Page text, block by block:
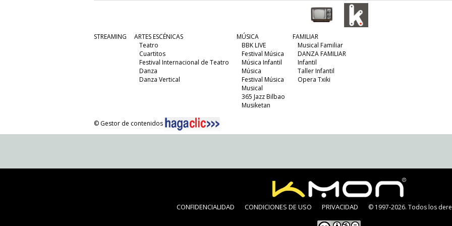
STREAMING
ARTES ESCÉNICAS
Teatro
Cuartitos
Festival Internacional de Teatro
Danza
Danza Vertical
MÚSICA
BBK LIVE
Festival Música
Música Infantil
Música
Festival Música
Musical
365 Jazz Bilbao
Musiketan
FAMILIAR
Musical Familiar
DANZA FAMILIAR
Infantil
Taller Infantil
Opera Txiki
© Gestor de contenidos
CONFIDENCIALIDAD CONDICIONES DE USO PRIVACIDAD © 1997-2026. Todos los